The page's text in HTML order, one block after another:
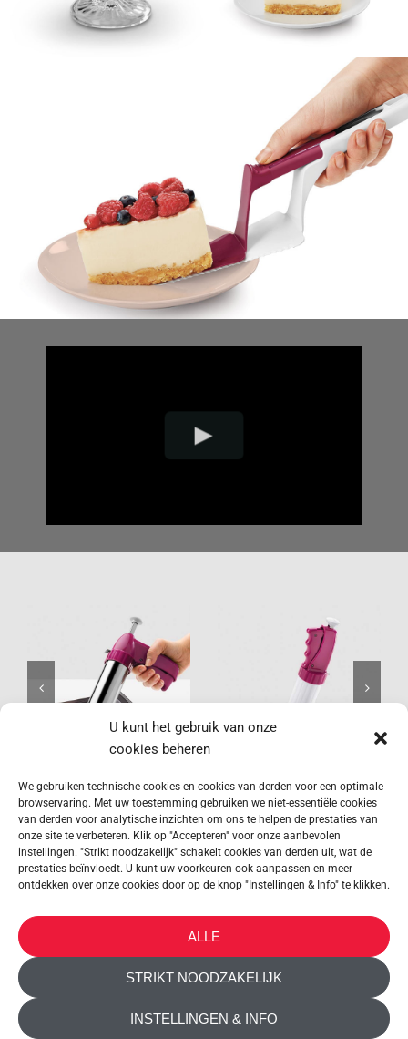
U kunt het gebruik van onze
cookies beheren
We gebruiken technische cookies en cookies van derden voor een optimale
browservaring. Met uw toestemming gebruiken we niet-essentiële cookies
van derden voor analytische inzichten om ons te helpen de prestaties van
onze site te verbeteren. Klik op "Accepteren" voor onze aanbevolen
instellingen. "Strikt noodzakelijk" schakelt cookies van derden uit, wat de
prestaties beïnvloedt. U kunt uw voorkeuren ook aanpassen en meer
ontdekken over onze cookies door op de knop "Instellingen & Info" te klikken.
ALLE
STRIKT NOODZAKELIJK
INSTELLINGEN & INFO
Profi-
Bisquick
Bisquick
METALTEX SA © 2023 Powered by Ticyweb
PRIVACY VERKLARING